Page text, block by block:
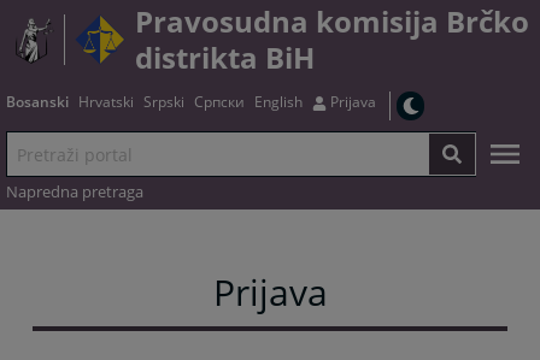
Pravosudna komisija Brčko
distrikta BiH
Bosanski Hrvatski Srpski Српски English Prijava
Napredna pretraga
Prijava